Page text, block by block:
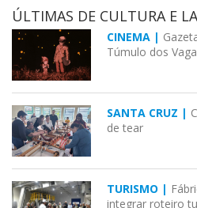
ÚLTIMAS DE CULTURA E
CINEMA |
Túmulo dos
SANTA CRUZ |
de tear
TURISMO |
integrar roteiro